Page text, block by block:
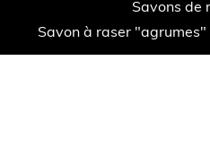
Savons de
Savon à raser